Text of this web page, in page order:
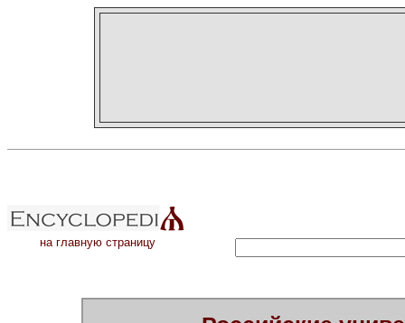
на главную страницу